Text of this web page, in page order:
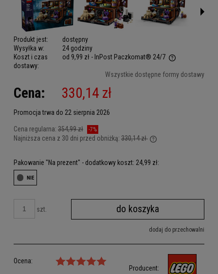
Produkt jest:
dostępny
Wysyłka w:
24 godziny
Koszt i czas
dostawy:
od 9,99 zł - InPost Paczkomat® 24/7
Cena nie zawiera ewentualnych kosztów płatności
Wszystkie dostępne formy dostawy
Cena: 330,14 zł
Promocja trwa do 22 sierpnia 2026
Cena regularna: 354,99 zł -7%
Najniższa cena z 30 dni przed obniżką: 330,14 zł
Pakowanie "Na prezent" - dodatkowy koszt: 24,99 zł:
szt. do koszyka
dodaj do przechowalni
Ocena:
Producent: